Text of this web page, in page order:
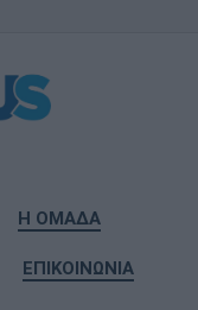
Η ΟΜΑΔΑ
ΕΠΙΚΟΙΝΩΝΙΑ